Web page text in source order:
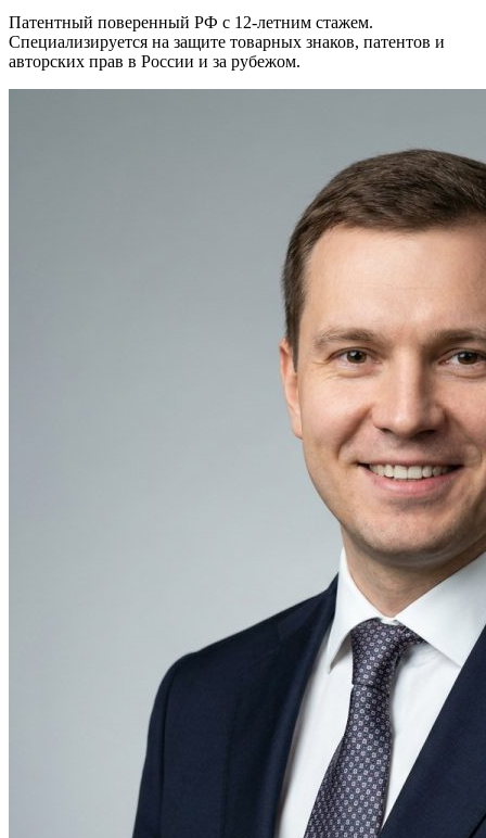
Патентный поверенный РФ с 12-летним стажем.
Специализируется на защите товарных знаков, патентов и
авторских прав в России и за рубежом.